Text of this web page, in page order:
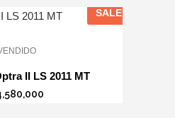
SALE
II LS 2011 MT